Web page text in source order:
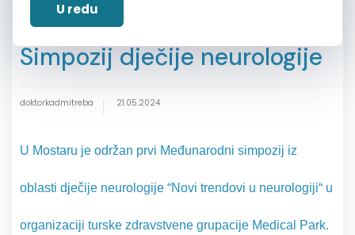
U redu
U Mostaru održan prvi
Simpozij dječije neurologije
doktorkadmitreba 21.05.2024
U Mostaru je održan prvi Međunarodni simpozij iz
oblasti dječije neurologije “Novi trendovi u neurologiji“ u
organizaciji turske zdravstvene grupacije Medical Park.